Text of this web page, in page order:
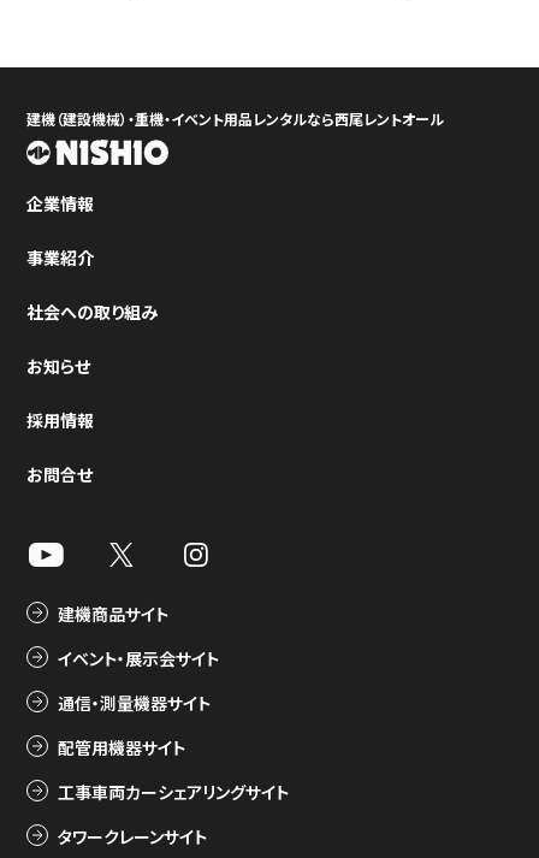
建機（建設機械）・重機・イベント用品レンタルなら西尾レントオール
企業情報
事業紹介
社会への取り組み
お知らせ
採用情報
お問合せ
建機商品サイト
イベント・展示会サイト
通信・測量機器サイト
配管用機器サイト
工事車両カーシェアリングサイト
タワークレーンサイト